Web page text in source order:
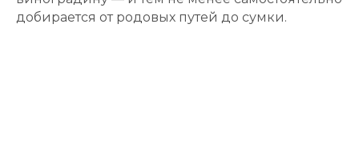
добирается от родовых путей до сумки.